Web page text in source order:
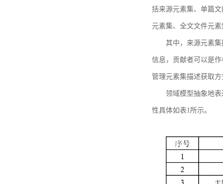
括来源元素集、单篇
元素集、全文文件元
其中，来源元素
信息，贡献者可以是
管理元素集描述获取
领域模型抽象地
性具体如表1所示。